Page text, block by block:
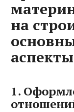
на
аспекты
1.